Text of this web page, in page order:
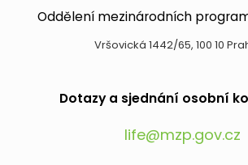
Oddělení mezinárodních
Vršovická 1442/65, 100 10
Dotazy a sjednání osobní
life@mzp.gov.cz